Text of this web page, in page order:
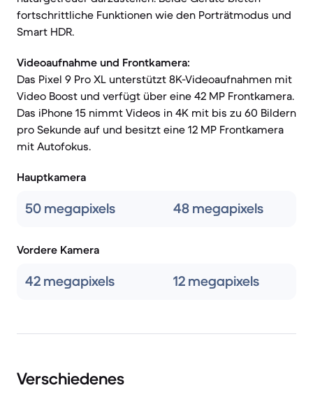
fortschrittliche Funktionen wie den Porträtmodus und
Smart HDR.
Videoaufnahme und Frontkamera:
Das Pixel 9 Pro XL unterstützt 8K-Videoaufnahmen mit
Video Boost und verfügt über eine 42 MP Frontkamera.
Das iPhone 15 nimmt Videos in 4K mit bis zu 60 Bildern
pro Sekunde auf und besitzt eine 12 MP Frontkamera
mit Autofokus.
Hauptkamera
50 megapixels 48 megapixels
Vordere Kamera
42 megapixels 12 megapixels
Verschiedenes